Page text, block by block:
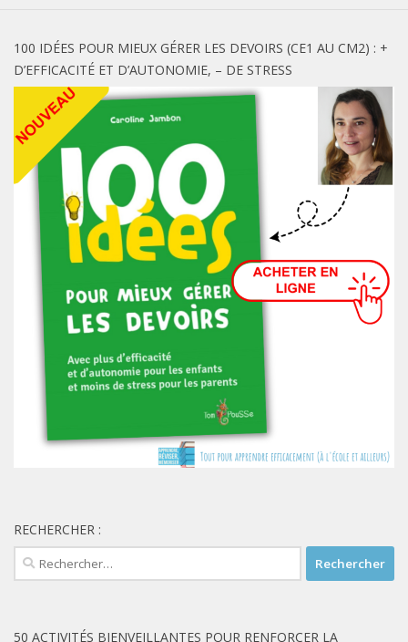
100 IDÉES POUR MIEUX GÉRER LES DEVOIRS (CE1 AU CM2) : +
D’EFFICACITÉ ET D’AUTONOMIE, – DE STRESS
RECHERCHER :
Rechercher :
50 ACTIVITÉS BIENVEILLANTES POUR RENFORCER LA